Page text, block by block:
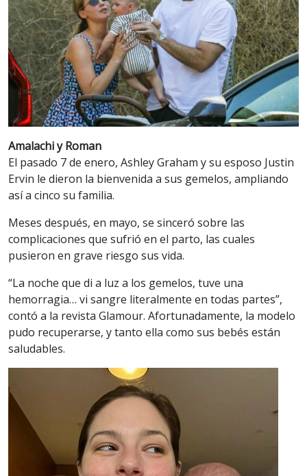
Amalachi y Roman
El pasado 7 de enero, Ashley Graham y su esposo Justin
Ervin le dieron la bienvenida a sus gemelos, ampliando
así a cinco su familia.
Meses después, en mayo, se sinceró sobre las
complicaciones que sufrió en el parto, las cuales
pusieron en grave riesgo sus vida.
“La noche que di a luz a los gemelos, tuve una
hemorragia… vi sangre literalmente en todas partes”,
contó a la revista Glamour. Afortunadamente, la modelo
pudo recuperarse, y tanto ella como sus bebés están
saludables.